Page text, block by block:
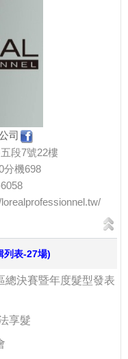
司
段7號22樓
分機698
列表-27場)
總決賽暨年度髮型發表
享髮